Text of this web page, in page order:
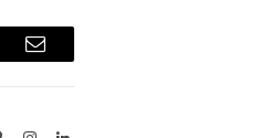
Email